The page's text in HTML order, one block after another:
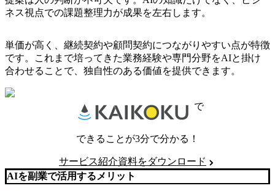
ネス視点での課題整理力が成果を左右します。
単価が高く、継続契約や顧問契約につながりやすい点が特徴
です。これまで培ってきた業務経験や専門分野をAIと掛け
合わせることで、独自性のある価値を提供できます。
で
できることが3分で分かる！
サービス紹介資料をダウンロード
AIを副業で活用するメリット